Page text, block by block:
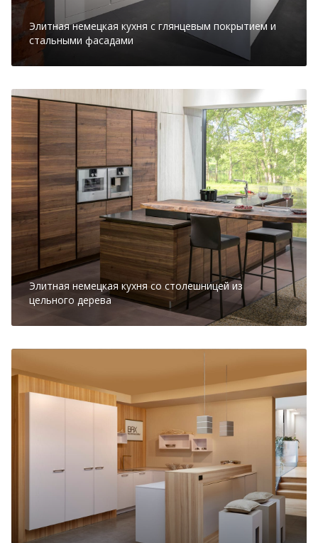
Элитная немецкая кухня с глянцевым покрытием и
стальными фасадами
Элитная немецкая кухня со столешницей из
цельного дерева